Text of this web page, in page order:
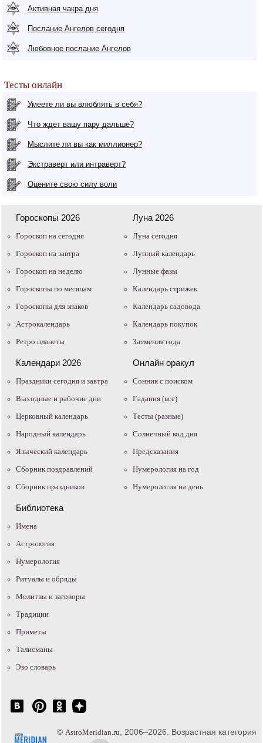
Активная чакра дня
Послание Ангелов сегодня
Любовное послание Ангелов
Тесты онлайн
Умеете ли вы влюблять в себя?
Что ждет вашу пару дальше?
Мыслите ли вы как миллионер?
Экстраверт или интраверт?
Оцените свою силу воли
Гороскопы 2026
Гороскоп на сегодня
Гороскоп на завтра
Гороскоп на неделю
Гороскопы по месяцам
Гороскопы для знаков
Астрокалендарь
Ретро планеты
Луна 2026
Луна сегодня
Лунный календарь
Лунные фазы
Календарь стрижек
Календарь садовода
Календарь покупок
Затмения года
Календари 2026
Праздники сегодня и завтра
Выходные и рабочие дни
Церковный календарь
Народный календарь
Языческий календарь
Сборник поздравлений
Сборник праздников
Онлайн оракул
Cонник с поиском
Гадания (все)
Тесты (разные)
Солнечный код дня
Предсказания
Нумерология на год
Нумерология на день
Библиотека
Имена
Астрология
Нумерология
Ритуалы и обряды
Молитвы и заговоры
Традиции
Приметы
Талисманы
Эзо словарь
© AstroMeridian.ru , 2006–2026. Возрастная категория